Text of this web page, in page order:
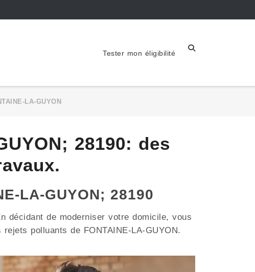
Tester mon éligibilité
LA-GUYON
28190: des
LA-GUYON; 28190
décidant de moderniser votre domicile, vous
polluants de FONTAINE-LA-GUYON.